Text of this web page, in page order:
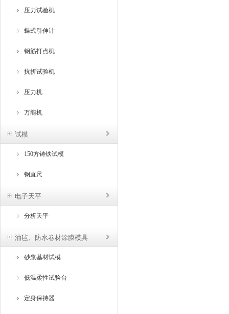
压力试验机
蝶式引伸计
钢筋打点机
抗折试验机
压力机
万能机
试模
150方铸铁试模
钢直尺
电子天平
分析天平
油毡、防水卷材涂膜模具
砂浆基材试模
低温柔性试验台
定身保持器